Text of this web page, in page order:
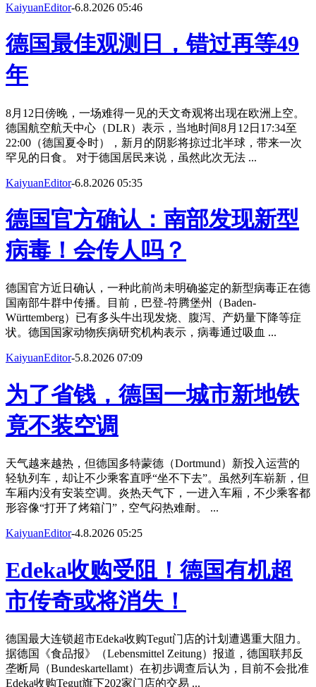
KaiyuanEditor-6.8.2026 05:46
德国最佳观测日，错过再等49
年
8月12日傍晚，一场难得一见的天文奇观将出现在欧洲上空。
德国航空航天中心（DLR）表示，当地时间8月12日17:34至
22:00（德国夏令时），新月的阴影将掠过北半球，带来一次
罕见的日食。 对于德国居民来说，虽然此次无法 ...
KaiyuanEditor-6.8.2026 05:35
德国官方确认：南部发现新型
病毒！会传人吗？
德国官方近日确认，一种此前尚未明确鉴定的新型病毒正在德
国南部牛群中传播。目前，巴登-符腾堡州（Baden-
Württemberg）已有多头牛出现发烧、腹泻、产奶量下降等症
状。德国国家动物疾病研究机构表示，病毒通过吸血 ...
KaiyuanEditor-5.8.2026 07:09
为了省钱，德国一城市新地铁
竟不装空调
天气越来越热，但德国多特蒙德（Dortmund）新投入运营的
轻轨列车，却让不少乘客直呼“坐不下去”。虽然列车崭新，但
车厢内没有安装空调。炎热天气下，一进入车厢，不少乘客都
形容像“打开了烤箱门”，空气闷热难耐。 ...
KaiyuanEditor-4.8.2026 05:25
Edeka收购受阻！德国有机超
市传奇或将消失！
德国最大连锁超市Edeka收购Tegut门店的计划遭遇重大阻力。
据德国《食品报》（Lebensmittel Zeitung）报道，德国联邦反
垄断局（Bundeskartellamt）在初步调查后认为，目前不会批准
Edeka收购Tegut旗下202家门店的交易 ...